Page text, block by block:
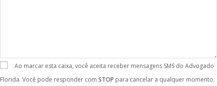
Ao marcar esta caixa, você aceita receber mensagens SMS do Advogado
Florida. Você pode responder com STOP para cancelar a qualquer momento.